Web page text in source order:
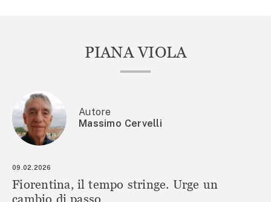
PIANA VIOLA
Autore
Massimo Cervelli
09.02.2026
Fiorentina, il tempo stringe. Urge un
cambio di passo